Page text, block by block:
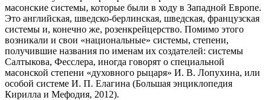
масонские системы, которые были в ходу в Западной Европе.
Это английская, шведско-берлинская, шведская, французская
системы и, конечно же, розенкрейцерство. Помимо этого
возникали и свои «национальные» системы, степени,
получившие названия по именам их создателей: системы
Салтыкова, Фесслера, иногда говорят о специальной
масонской степени «духовного рыцаря» И. В. Лопухина, или
особой системе И. П. Елагина (Большая энциклопедия
Кирилла и Мефодия, 2012).